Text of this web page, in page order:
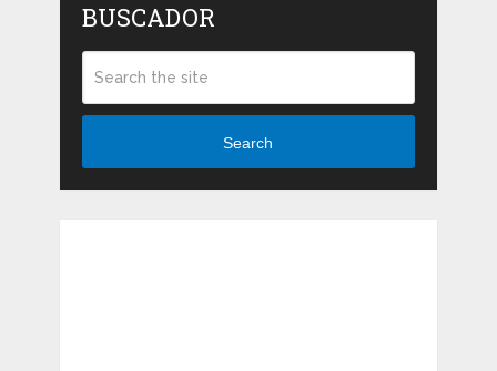
BUSCADOR
Search